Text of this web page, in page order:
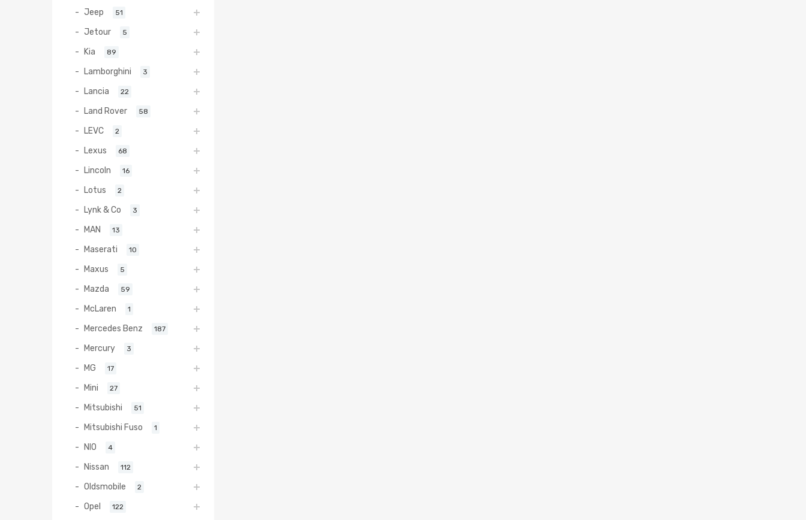
Jeep 51
Jetour 5
Kia 89
Lamborghini 3
Lancia 22
Land Rover 58
LEVC 2
Lexus 68
Lincoln 16
Lotus 2
Lynk & Co 3
MAN 13
Maserati 10
Maxus 5
Mazda 59
McLaren 1
Mercedes Benz 187
Mercury 3
MG 17
Mini 27
Mitsubishi 51
Mitsubishi Fuso 1
NIO 4
Nissan 112
Oldsmobile 2
Opel 122